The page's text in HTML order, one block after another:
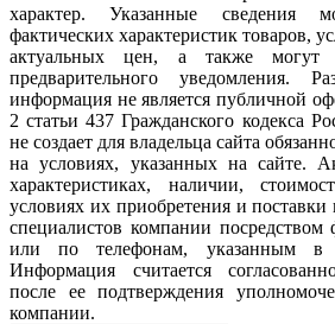
характер. Указанные сведения
фактических характеристик товаров,
актуальных цен, а также могут
предварительного уведомления.
информация не является публичной
2 статьи 437 Гражданского кодекса
не создает для владельца сайта
на условиях, указанных на сайте.
характеристиках, наличии,
условиях их приобретения и поставки
специалистов компании
или по телефонам, указанным в
Информация считается
после ее подтверждения
компании.